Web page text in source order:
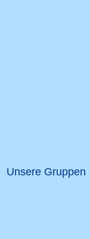
Unsere Gruppen